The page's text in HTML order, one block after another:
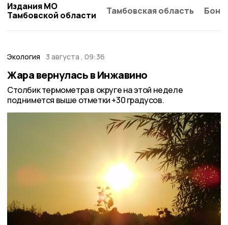
Издания МО
Тамбовской области
Тамбовская область
Экология 3 августа , 09:36
Жара вернулась в Инжавино
Столбик термометра в округе на этой неделе
поднимется выше отметки +30 градусов.